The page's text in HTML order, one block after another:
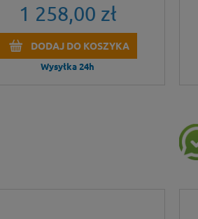
1 258,00 zł
DODAJ DO KOSZYKA
Wysyłka 24h